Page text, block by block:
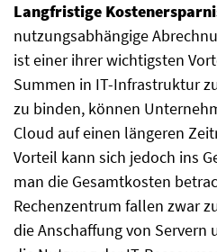
Langfristige
nutzungsabhängige
ist einer ihrer wichtigsten
Summen in IT-Infrastruktur
zu binden, können
Cloud auf einen längeren
Vorteil kann sich jedoch ins
man die Gesamtkosten
Rechenzentrum fallen zwar
die Anschaffung von Servern